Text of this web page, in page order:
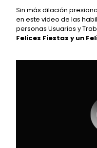
Sin más dilación
en este video de las
personas Usuarias y
Felices Fiestas y un